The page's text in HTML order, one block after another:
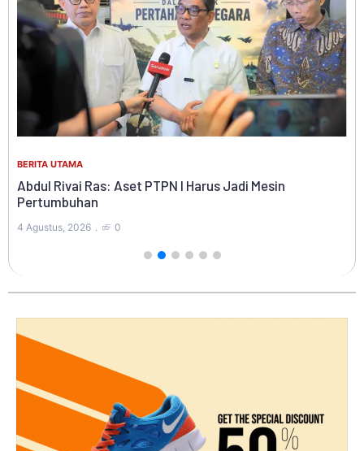
BERITA UTAMA
Abdul Rivai Ras: Aset PTPN I Harus Jadi Mesin
Pertumbuhan
4 Agustus, 2026 0